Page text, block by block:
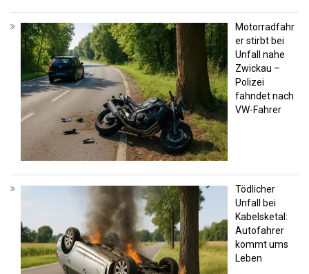
Motorradfahr
er stirbt bei
Unfall nahe
Zwickau –
Polizei
fahndet nach
VW-Fahrer
Tödlicher
Unfall bei
Kabelsketal:
Autofahrer
kommt ums
Leben